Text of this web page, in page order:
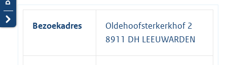
Bezoekadres
Oldehoofsterkerkhof 2
8911 DH LEEUWARDEN